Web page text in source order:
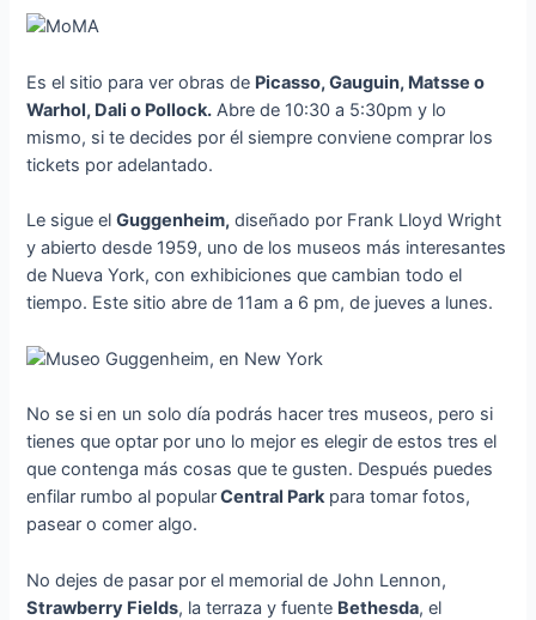
Es el sitio para ver obras de Picasso, Gauguin, Matsse o
Warhol, Dali o Pollock. Abre de 10:30 a 5:30pm y lo
mismo, si te decides por él siempre conviene comprar los
tickets por adelantado.
Le sigue elGuggenheim, diseñado por Frank Lloyd Wright
y abierto desde 1959, uno de los museos más interesantes
de Nueva York, con exhibiciones que cambian todo el
tiempo. Este sitio abre de 11am a 6 pm, de jueves a lunes.
No se si en un solo día podrás hacer tres museos, pero si
tienes que optar por uno lo mejor es elegir de estos tres el
que contenga más cosas que te gusten. Después puedes
enfilar rumbo al popularCentral Parkpara tomar fotos,
pasear o comer algo.
No dejes de pasar por el memorial de John Lennon,
Strawberry Fields, la terraza y fuente Bethesda, el